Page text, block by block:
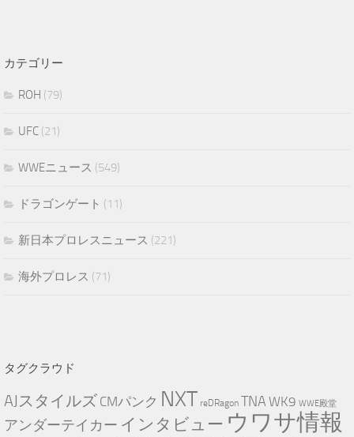
カテゴリー
ROH (79)
UFC (21)
WWEニュース (549)
ドラゴンゲート (11)
新日本プロレスニュース (221)
海外プロレス (71)
タグクラウド
AJスタイルズ CMパンク NXT reDRagon TNA WK9 WWE殿堂
アンダーテイカー インタビュー ウワサ情報